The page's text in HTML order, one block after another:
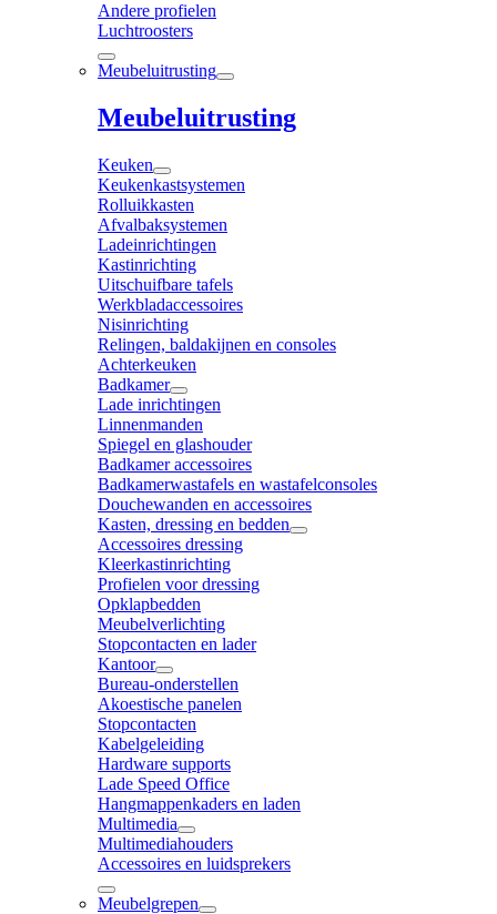
Andere profielen
Luchtroosters
Meubeluitrusting
Meubeluitrusting
Keuken
Keukenkastsystemen
Rolluikkasten
Afvalbaksystemen
Ladeinrichtingen
Kastinrichting
Uitschuifbare tafels
Werkbladaccessoires
Nisinrichting
Relingen, baldakijnen en consoles
Achterkeuken
Badkamer
Lade inrichtingen
Linnenmanden
Spiegel en glashouder
Badkamer accessoires
Badkamerwastafels en wastafelconsoles
Douchewanden en accessoires
Kasten, dressing en bedden
Accessoires dressing
Kleerkastinrichting
Profielen voor dressing
Opklapbedden
Meubelverlichting
Stopcontacten en lader
Kantoor
Bureau-onderstellen
Akoestische panelen
Stopcontacten
Kabelgeleiding
Hardware supports
Lade Speed Office
Hangmappenkaders en laden
Multimedia
Multimediahouders
Accessoires en luidsprekers
Meubelgrepen